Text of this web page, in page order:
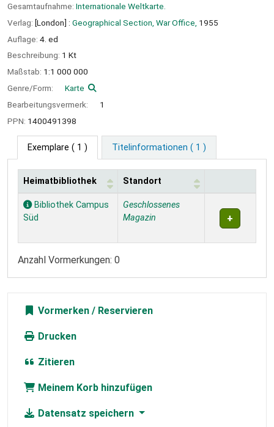
Gesamtaufnahme: Internationale Weltkarte.
Verlag: [London] : Geographical Section, War Office, 1955
Auflage: 4. ed
Beschreibung: 1 Kt
Maßstab: 1:1 000 000
Genre/Form:
Karte
Bearbeitungsvermerk:
1
PPN: 1400491398
Exemplare ( 1 ) Titelinformationen ( 1 )
Exemplare
Heimatbibliothek Standort
Bibliothek Campus
Süd
Geschlossenes
Magazin
Anzahl Vormerkungen: 0
Vormerken
Drucken
Zitieren
Meinem Korb hinzufügen
Datensatz speichern